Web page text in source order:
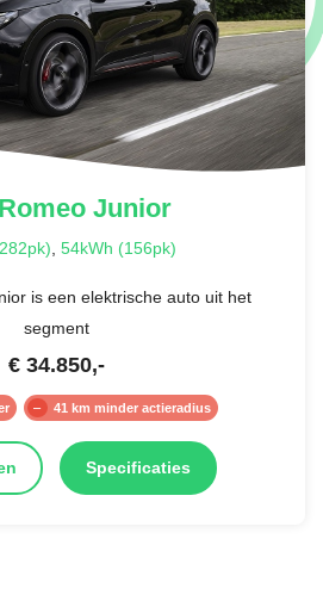
RomeoJunior
, 54kWh (156pk)
is een elektrische auto uit het
segment
€ 34.850,-
41 km minder actieradius
Specificaties